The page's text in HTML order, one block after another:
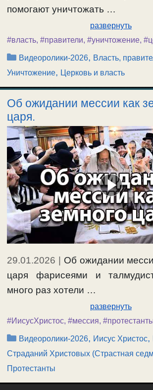
помогают уничтожать …
развернуть
#власть, #правители, #уничтожение,
Рубрики
Видеоролики-2026, Власть,
Уничтожение, Церковь и власть
Об ожидании мессии как
царя.
29.01.2026 | Об ожидании
царя фарисеями и
много раз хотели …
развернуть
#ИисусХристос, #мессия,
Рубрики
Видеоролики-2026, Иисус Христос,
Страданий Христовых (Страстная
Протестанты